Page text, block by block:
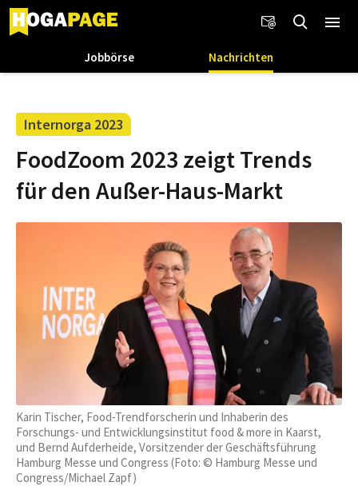
Jobbörse Nachrichten
Internorga 2023
FoodZoom 2023 zeigt Trends
für den Außer-Haus-Markt
Karin Tischer, Food-Trendforscherin und Inhaberin des
Forschungs- und Entwicklungsinstitut food & more in Kaarst,
und Bernd Aufderheide, Vorsitzender der Geschäftsführung
Hamburg Messe und Congress (Foto: © Hamburg Messe und
Congress/Michael Zapf)